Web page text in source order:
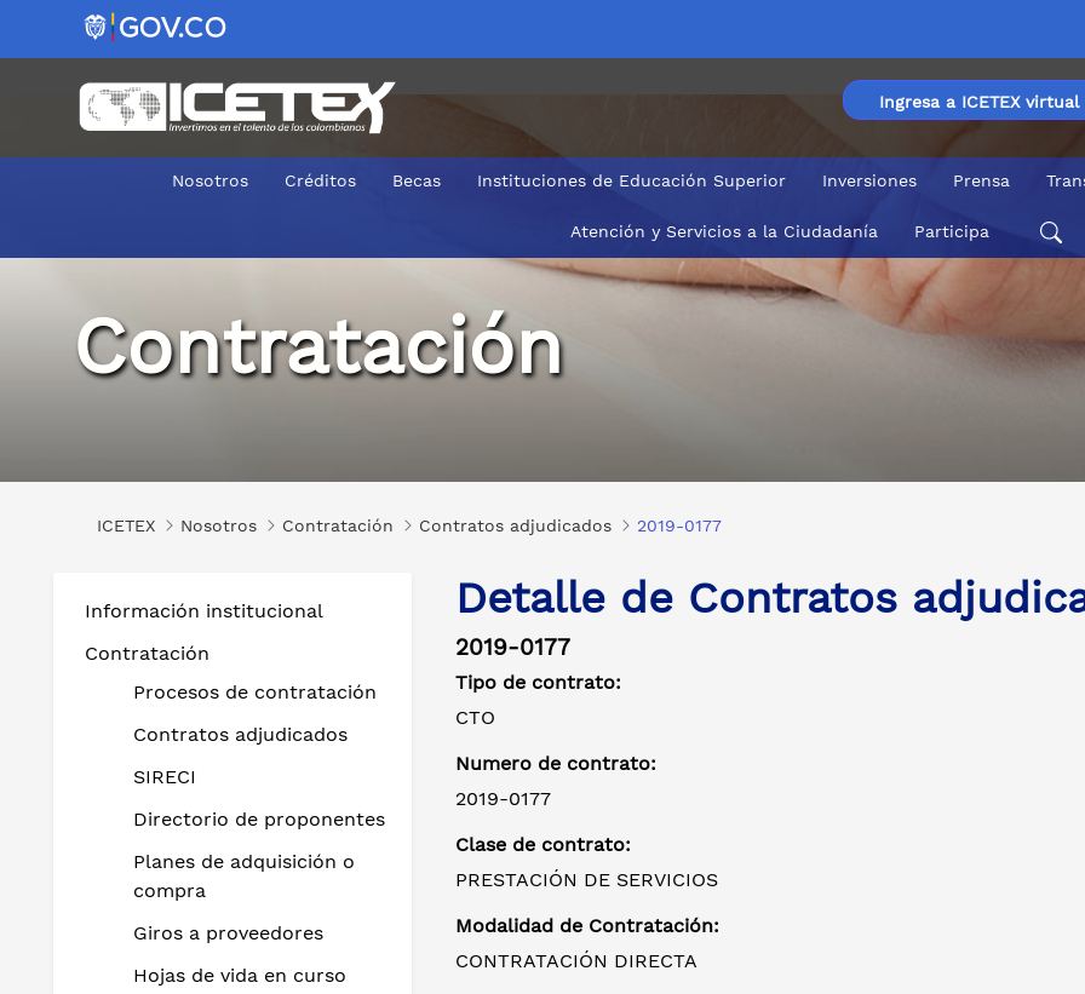
Ingresa a ICETEX virtual
Nosotros Créditos Becas Instituciones de Educación Superior Inversiones Prensa
Atención y Servicios a la Ciudadanía Participa
Contratación
ICETEX Nosotros Contratación Contratos adjudicados 2019-0177
Información institucional
Contratación
Procesos de contratación
Contratos adjudicados
SIRECI
Directorio de proponentes
Planes de adquisición o
compra
Giros a proveedores
Hojas de vida en curso
Detalle de Contratos
2019-0177
Tipo de contrato:
CTO
Numero de contrato:
2019-0177
Clase de contrato:
PRESTACIÓN DE SERVICIOS
Modalidad de Contratación:
CONTRATACIÓN DIRECTA